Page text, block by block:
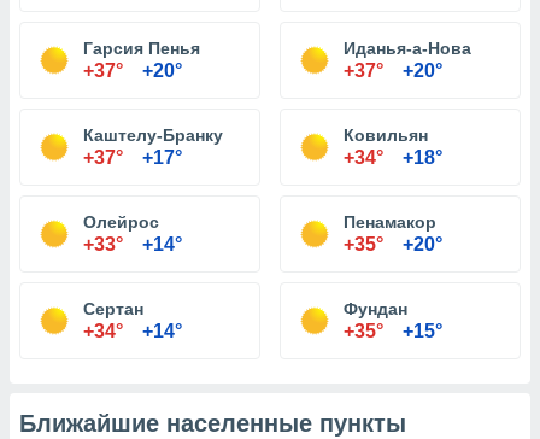
Гарсия Пенья
+37° +20°
Иданья-а-Нова
+37° +20°
Каштелу-Бранку
+37° +17°
Ковильян
+34° +18°
Олейрос
+33° +14°
Пенамакор
+35° +20°
Сертан
+34° +14°
Фундан
+35° +15°
Ближайшие населенные пункты